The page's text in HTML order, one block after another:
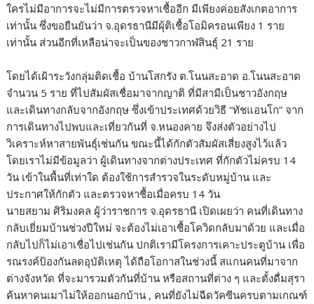
ใครไม่มีอาการจะไม่มีการตรวจหาเชื้ออีก มีเพียงค่อยสังเกตอาการ
เท่านั้น ซึ่งขอยืนยันว่า จ.อุดรธานีมีผุ้ติเชื้อโอมิครอนเพียง 1 ราย
เท่านั้น ส่วนอีกที่เหลือน่าจะเป็นของชาวกาฬสินธุ์ 21 ราย
โดยได้เฝ้าระวังกลุ่มติดเชื้อ บ้านโสกรัง ต.โนนสะอาด อ.โนนสะอาด
จำนวน 5 ราย ที่ไปสัมผัสเชื่อมาจากญาติ ที่มีสามีเป็นชาวอังกฤษ
และเดินทางกลับจากอังกฤษ ซึ่งเข้าประเทศด้วยวิธี “ทัชแอนโก” จาก
การเดินทางไปพบและเที่ยวกันที่ จ.หนองคาย จึงส่งตัวอย่างไป
วิเคราะห์หาสายพันธุ์เช่นกัน ขณะนี้ได้กักตัวสัมผัสเสี่ยงสูงไว้แล้ว
โดยเราไม่มีข้อมูลว่า ผู้เดินทางจากต่างประเทศ ที่กักตัวไม่ครบ 14
วัน เข้าในพื้นที่เท่าใด ต้องใช้การสำรวจในระดับหมู่บ้าน และ
ประกาศให้กักตัว และตรวจหาชื้อเมื่อครบ 14 วัน
นายสยาม ศิริมงคล ผู้ว่าราชการ จ.อุดรธานี เปิดเผยว่า คนที่เดินทาง
กลับเยี่ยมบ้านช่วงปีใหม่ จะต้องไม่เอาเชื้อโควิดกลับมาด้วย และเมื่อ
กลับไปก็ไม่เอาเชื่อไปเช่นกัน ปกติเรามีโครงการเคาะประตูบ้าน เพื่อ
รณรงค์ป้องกันลดอุบัติเหตุ ได้ถือโอกาสในช่วงนี้ สแกนคนที่มาจาก
ต่างจังหวัด ที่จะมารวมตัวกันที่บ้าน หรือสถานที่ต่าง ๆ และตั้งดื่มสุรา
ค้นหาคนเมาไม่ให้ออกนอกบ้าน , คนที่ยังไม่ฉีดวัคซีนครบตามเกณฑ์